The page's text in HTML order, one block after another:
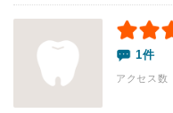
1件
アクセス